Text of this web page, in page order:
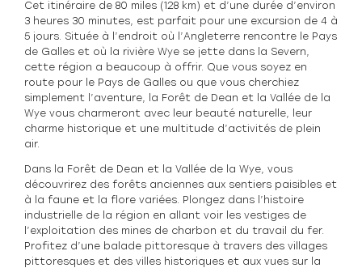
Cet itinéraire de 80 miles (128 km) et d’une durée d’environ
3 heures 30 minutes, est parfait pour une excursion de 4 à
5 jours. Située à l’endroit où l’Angleterre rencontre le Pays
de Galles et où la rivière Wye se jette dans la Severn,
cette région a beaucoup à offrir. Que vous soyez en
route pour le Pays de Galles ou que vous cherchiez
simplement l’aventure, la Forêt de Dean et la Vallée de la
Wye vous charmeront avec leur beauté naturelle, leur
charme historique et une multitude d’activités de plein
air.
Dans la Forêt de Dean et la Vallée de la Wye, vous
découvrirez des forêts anciennes aux sentiers paisibles et
à la faune et la flore variées. Plongez dans l’histoire
industrielle de la région en allant voir les vestiges de
l’exploitation des mines de charbon et du travail du fer.
Profitez d’une balade pittoresque à travers des villages
pittoresques et des villes historiques et aux vues sur la